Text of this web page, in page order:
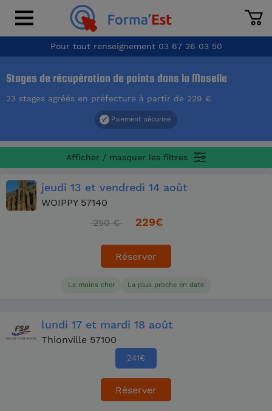
Pour tout renseignement 03 67 26 03 50
Stages de récupération de points dans la Moselle
23 stages agréés en préfecture à partir de 229 €
Paiement sécurisé
Afficher / masquer les filtres
jeudi 13 et vendredi 14 août
WOIPPY 57140
250 €
229€
Réserver
Le moins cher La plus proche en date
lundi 17 et mardi 18 août
Thionville 57100
241€
Réserver